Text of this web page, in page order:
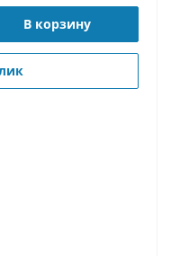
В корзину